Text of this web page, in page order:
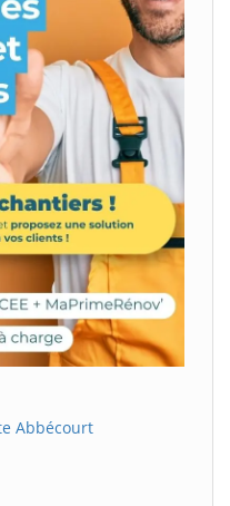
Abbécourt